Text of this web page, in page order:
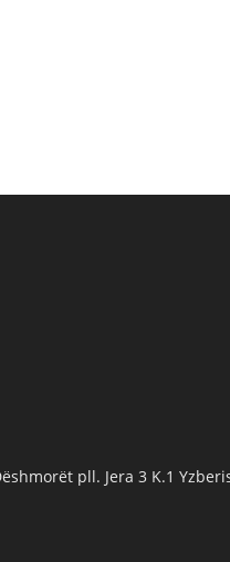
pll. Jera 3 K.1